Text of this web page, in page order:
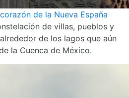
de la Nueva España
de villas, pueblos y
de los lagos que aún
la Cuenca de México.